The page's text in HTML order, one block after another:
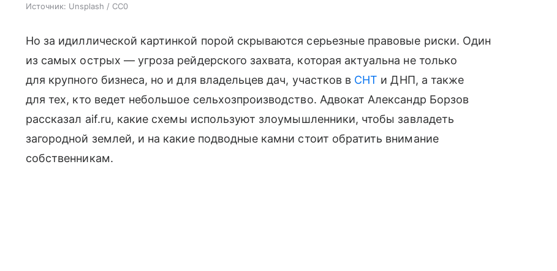
Источник: Unsplash / CC0
Но за идиллической картинкой порой скрываются серьезные правовые риски. Один
из самых острых — угроза рейдерского захвата, которая актуальна не только
для крупного бизнеса, но и для владельцев дач, участков в СНТ и ДНП, а также
для тех, кто ведет небольшое сельхозпроизводство. Адвокат Александр Борзов
рассказал aif.ru, какие схемы используют злоумышленники, чтобы завладеть
загородной землей, и на какие подводные камни стоит обратить внимание
собственникам.